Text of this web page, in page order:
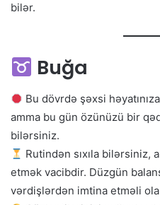
bilər.
Buğa
Bu dövrdə şəxsi
amma bu gün özünüzü bir
bilərsiniz.
Rutindən sıxıla bilərsiniz,
etmək vacibdir. Düzgün
vərdişlərdən imtina etməli